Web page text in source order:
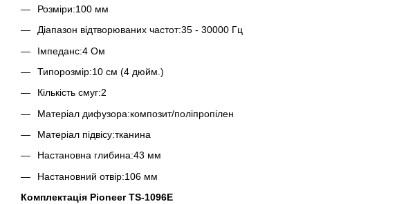
Розміри:100 мм
Діапазон відтворюваних частот:35 - 30000 Гц
Імпеданс:4 Ом
Типорозмір:10 см (4 дюйм.)
Кількість смуг:2
Матеріал дифузора:композит/поліпропілен
Матеріал підвісу:тканина
Настановна глибина:43 мм
Настановний отвір:106 мм
Комплектація Pioneer TS-1096E